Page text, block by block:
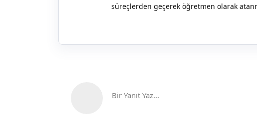
süreçlerden geçerek öğretmen olarak
Bir Yanıt Yaz...